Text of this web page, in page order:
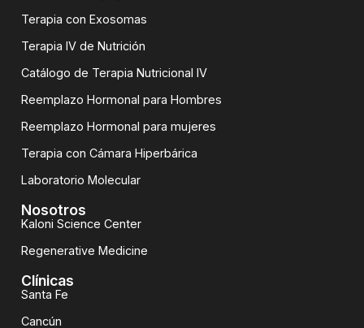
Terapia con Exosomas
Terapia IV de Nutrición
Catálogo de Terapia Nutricional IV
Reemplazo Hormonal para Hombres
Reemplazo Hormonal para mujeres
Terapia con Cámara Hiperbárica
Laboratorio Molecular
Nosotros
Kaloni Science Center
Regenerative Medicine
Clínicas
Santa Fe
Cancún